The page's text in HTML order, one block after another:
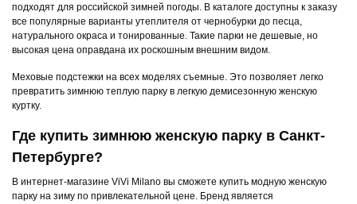
подходят для российской зимней погоды. В каталоге доступны к заказу
все популярные варианты утеплителя от чернобурки до песца,
натурального окраса и тонированные. Такие парки не дешевые, но
высокая цена оправдана их роскошным внешним видом.
Меховые подстежки на всех моделях съемные. Это позволяет легко
превратить зимнюю теплую парку в легкую демисезонную женскую
куртку.
Где купить зимнюю женскую парку в Санкт-
Петербурге?
В интернет-магазине ViVi Milano вы сможете купить модную женскую
парку на зиму по привлекательной цене. Бренд является